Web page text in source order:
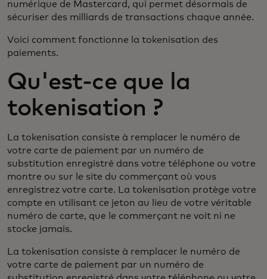
numérique de Mastercard, qui permet désormais de
sécuriser des milliards de transactions chaque année.
Voici comment fonctionne la tokenisation des
paiements.
Qu'est-ce que la
tokenisation ?
La tokenisation consiste à remplacer le numéro de
votre carte de paiement par un numéro de
substitution enregistré dans votre téléphone ou votre
montre ou sur le site du commerçant où vous
enregistrez votre carte. La tokenisation protège votre
compte en utilisant ce jeton au lieu de votre véritable
numéro de carte, que le commerçant ne voit ni ne
stocke jamais.
La tokenisation consiste à remplacer le numéro de
votre carte de paiement par un numéro de